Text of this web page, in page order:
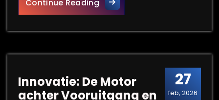
Continue Reading
27
feb, 2026
Innovatie: De Motor
achter Vooruitgang en